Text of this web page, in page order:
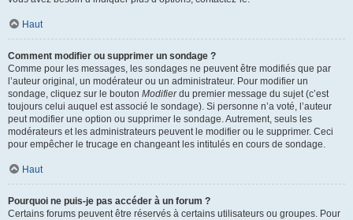
Haut
Comment modifier ou supprimer un sondage ?
Comme pour les messages, les sondages ne peuvent être modifiés que par
l’auteur original, un modérateur ou un administrateur. Pour modifier un
sondage, cliquez sur le bouton Modifierdu premier message du sujet (c’est
toujours celui auquel est associé le sondage). Si personne n’a voté, l’auteur
peut modifier une option ou supprimer le sondage. Autrement, seuls les
modérateurs et les administrateurs peuvent le modifier ou le supprimer. Ceci
pour empêcher le trucage en changeant les intitulés en cours de sondage.
Haut
Pourquoi ne puis-je pas accéder à un forum ?
Certains forums peuvent être réservés à certains utilisateurs ou groupes. Pour